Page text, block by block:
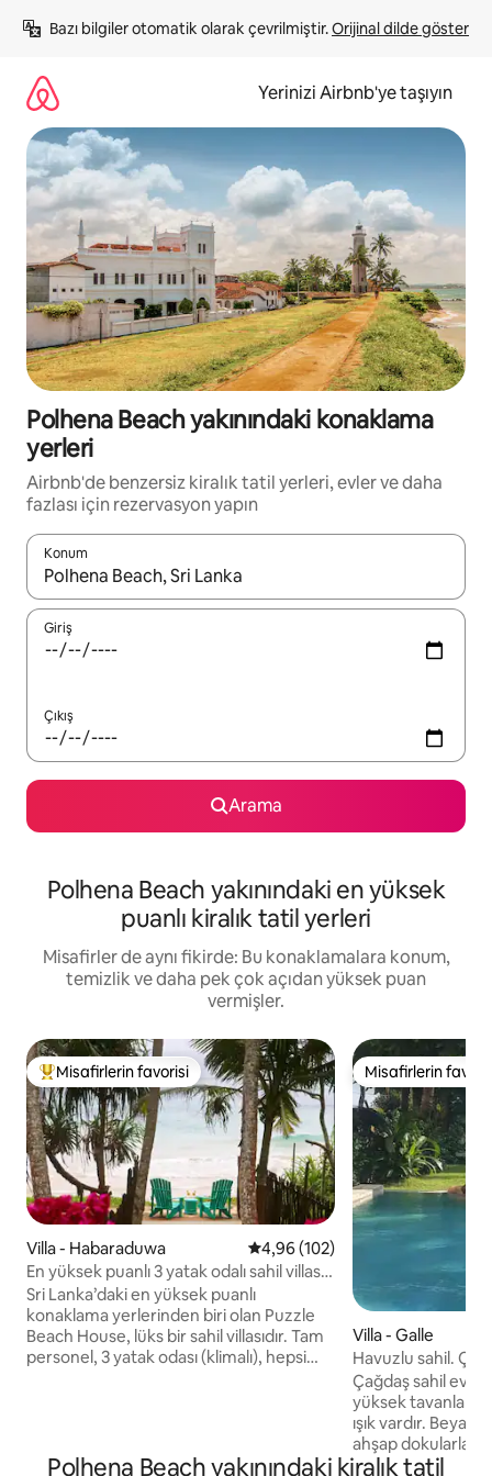
atla
Bazı bilgiler otomatik olarak çevrilmiştir. Orijinal dilde göster
Yerinizi Airbnb'ye taşıyın
Polhena Beach yakınındaki konaklama
yerleri
Airbnb'de benzersiz kiralık tatil yerleri, evler ve daha
fazlası için rezervasyon yapın
Konum
Sonuçlar kullanılabilir olduğunda yukarı ve aşağı oklarıyla
Giriş
Çıkış
Arama
Polhena Beach yakınındaki en yüksek
puanlı kiralık tatil yerleri
Misafirler de aynı fikirde: Bu konaklamalara konum,
temizlik ve daha pek çok açıdan yüksek puan
vermişler.
Misafirlerin favorilerinden en beğenilenler arasında
Misafirlerin favorisi
Villa - Habaraduwa 5 üzerinden ortalama 4,96
4,96 (102)
En yüksek puanlı 3 yatak odalı sahil villası,
şef ve personelman.
Sri Lanka’daki en yüksek puanlı
konaklama yerlerinden biri olan Puzzle
Beach House, lüks bir sahil villasıdır. Tam
personel, 3 yatak odası (klimalı), hepsi
hizmeti ve mahremiyeti bir araya
Misafirlerin
Misafirlerin
Villa - Galle
Havuzlu sahil.
rahatlayın, keyfini
Çağdaş sahil
yüksek tavanlar
ışık vardır.
ahşap dokularla
bahçenin özel
Polhena Beach yakınındaki kiralık tatil